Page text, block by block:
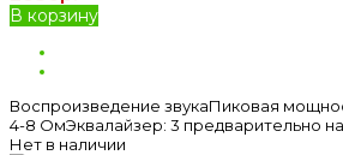
В корзину
Воспроизведение звукаПиковая
4-8 ОмЭквалайзер: 3 предварительно
Нет в наличии